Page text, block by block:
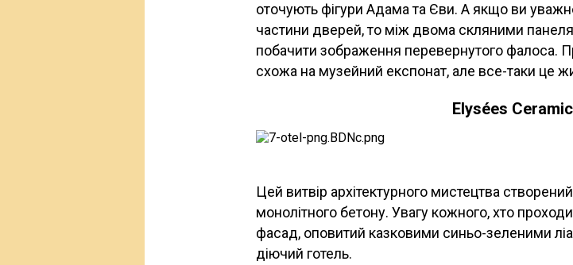
оточують фігури Адама та Єви. А якщо ви
частини дверей, то між двома скляними
побачити зображення перевернутого фалоса.
схожа на музейний експонат, але все-таки це
Elysées
Цей витвір архітектурного мистецтва
монолітного бетону. Увагу кожного, хто
фасад, оповитий казковими синьо-зеленими
діючий готель.